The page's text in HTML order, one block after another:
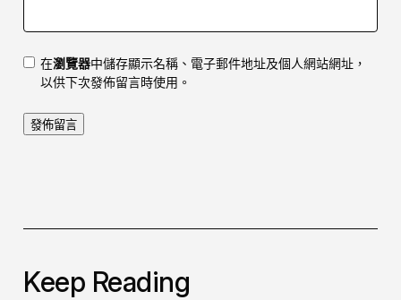
在瀏覽器中儲存顯示名稱、電子郵件地址及個人網站網址，
以供下次發佈留言時使用。
Keep Reading